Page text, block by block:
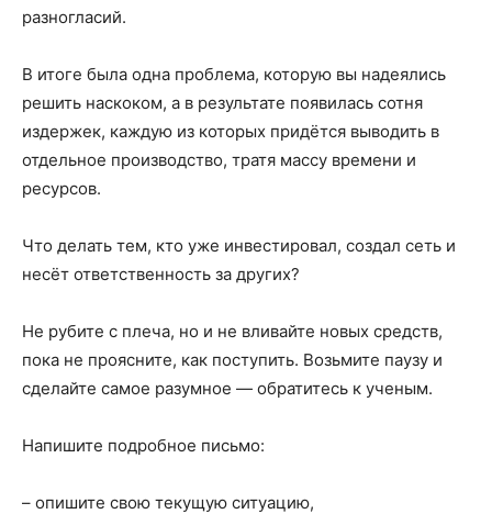
разногласий.
В итоге была одна проблема, которую вы надеялись
решить наскоком, а в результате появилась сотня
издержек, каждую из которых придётся выводить в
отдельное производство, тратя массу времени и
ресурсов.
Что делать тем, кто уже инвестировал, создал сеть и
несёт ответственность за других?
Не рубите с плеча, но и не вливайте новых средств,
пока не проясните, как поступить. Возьмите паузу и
сделайте самое разумное — обратитесь к ученым.
Напишите подробное письмо:
– опишите свою текущую ситуацию,